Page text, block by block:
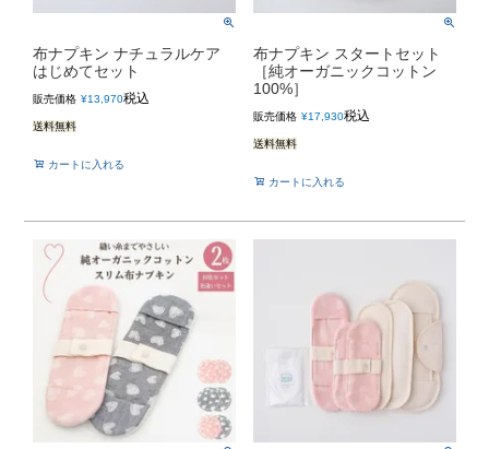
布ナプキン ナチュラルケア
はじめてセット
販売価格 ¥13,970税込
送料無料
カートに入れる
布ナプキン スタートセット
［純オーガニックコットン
100%］
販売価格 ¥17,930税込
送料無料
カートに入れる